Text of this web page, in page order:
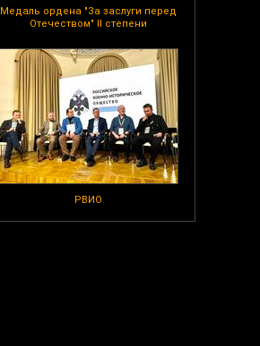
Медаль ордена "За заслуги перед
Отечеством" II степени
РВИО